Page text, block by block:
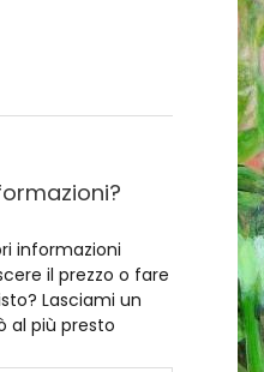
informazioni
il prezzo o fare
Lasciami un
al più presto